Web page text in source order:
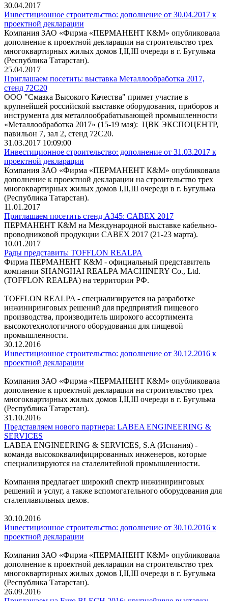
30.04.2017
Инвестиционное строительство: дополнение от 30.04.2017 к
проектной декларации
Компания ЗАО «Фирма «ПЕРМАНЕНТ К&М» опубликовала
дополнение к проектной декларации на строительство трех
многоквартирных жилых домов I,II,III очереди в г. Бугульма
(Республика Татарстан).
25.04.2017
Приглашаем посетить: выставка Металлообработка 2017,
стенд 72C20
ООО "Смазка Высокого Качества" примет участие в
крупнейшей российской выставке оборудования, приборов и
инструмента для металлообрабатывающей промышленности
«Металлообработка 2017» (15-19 мая): ЦВК ЭКСПОЦЕНТР,
павильон 7, зал 2, стенд 72C20.
31.03.2017 10:09:00
Инвестиционное строительство: дополнение от 31.03.2017 к
проектной декларации
Компания ЗАО «Фирма «ПЕРМАНЕНТ К&М» опубликовала
дополнение к проектной декларации на строительство трех
многоквартирных жилых домов I,II,III очереди в г. Бугульма
(Республика Татарстан).
11.01.2017
Приглашаем посетить стенд А345: CABEX 2017
ПЕРМАНЕНТ К&М на Международной выставке кабельно-
проводниковой продукции CABEX 2017 (21-23 марта).
10.01.2017
Рады представить: TOFFLON REALPA
Фирма ПЕРМАНЕНТ К&М - официальный представитель
компании SHANGHAI REALPA MACHINERY Co., Ltd.
(TOFFLON REALPA) на территории РФ.
TOFFLON REALPA - cпециализируется на разработке
инжиниринговых решений для предприятий пищевого
производства, производитель широкого ассортимента
высокотехнологичного оборудования для пищевой
промышленности.
30.12.2016
Инвестиционное строительство: дополнение от 30.12.2016 к
проектной декларации
Компания ЗАО «Фирма «ПЕРМАНЕНТ К&М» опубликовала
дополнение к проектной декларации на строительство трех
многоквартирных жилых домов I,II,III очереди в г. Бугульма
(Республика Татарстан).
31.10.2016
Представляем нового партнера: LABEA ENGINEERING &
SERVICES
LABEA ENGINEERING & SERVICES, S.A (Испания) -
команда высококвалифицированных инженеров, которые
специализируются на сталелитейной промышленности.
Компания предлагает широкий спектр инжиниринговых
решений и услуг, а также вспомогательного оборудования для
сталеплавильных цехов.
30.10.2016
Инвестиционное строительство: дополнение от 30.10.2016 к
проектной декларации
Компания ЗАО «Фирма «ПЕРМАНЕНТ К&М» опубликовала
дополнение к проектной декларации на строительство трех
многоквартирных жилых домов I,II,III очереди в г. Бугульма
(Республика Татарстан).
26.09.2016